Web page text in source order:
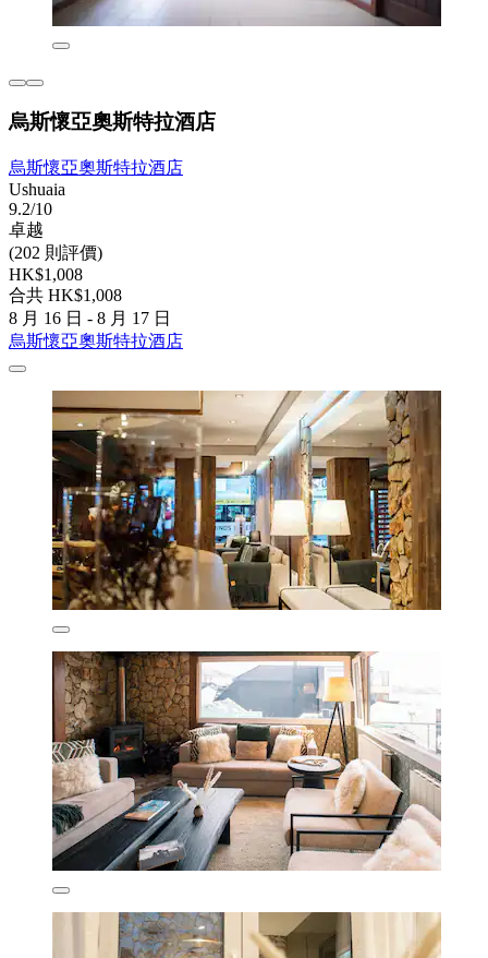
烏斯懷亞奧斯特拉酒店
烏斯懷亞奧斯特拉酒店
Ushuaia
9.2/10
卓越
(202 則評價)
HK$1,008
合共 HK$1,008
8 月 16 日 - 8 月 17 日
烏斯懷亞奧斯特拉酒店